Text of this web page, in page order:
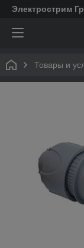
Электрострим
Товары и